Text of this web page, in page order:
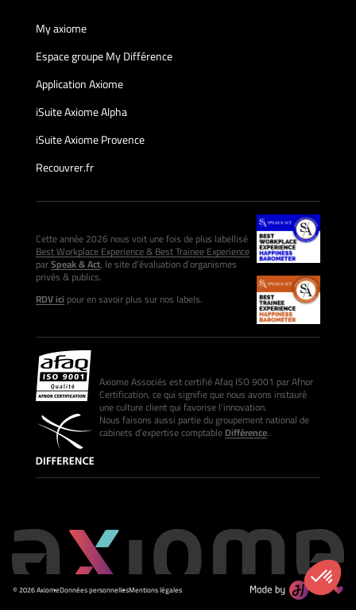
My axiome
Espace groupe My Différence
Application Axiome
iSuite Axiome Alpha
iSuite Axiome Provence
Recouvrer.fr
Cette année 2026 nous voit une fois de plus labellisé
Best Workplace Experience & Best Trainee Experience
parSpeak & Act, le site d’évaluation d’organismes
privés & publics.
RDV icipour en savoir plus sur nos labels.
Axiome Associés est certifié Afaq ISO 9001 par Afnor
Certification, ce qui signifie que nous avons instauré
une culture client qui favorise l’innovation.
Nous faisons aussi partie du groupement national de
cabinets d’expertise comptableDifférence.
© 2026 AxiomeDonnées personnellesMentions légales